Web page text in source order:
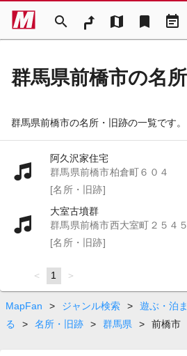
search map bookmark event_note
群馬県前橋市の名
群馬県前橋市の名所・旧跡の一覧です。
阿久沢家住宅
群馬県前橋市柏倉町６０４
[名所・旧跡]
大室古墳群
群馬県前橋市西大室町２５４
[名所・旧跡]
page
You're
on
page
1 page
MapFan > ジャンル検索 > 遊ぶ・泊
る
> 名所・旧跡 > 群馬県 > 前橋市